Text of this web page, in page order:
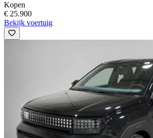
Kopen
€ 25.900
Bekijk voertuig